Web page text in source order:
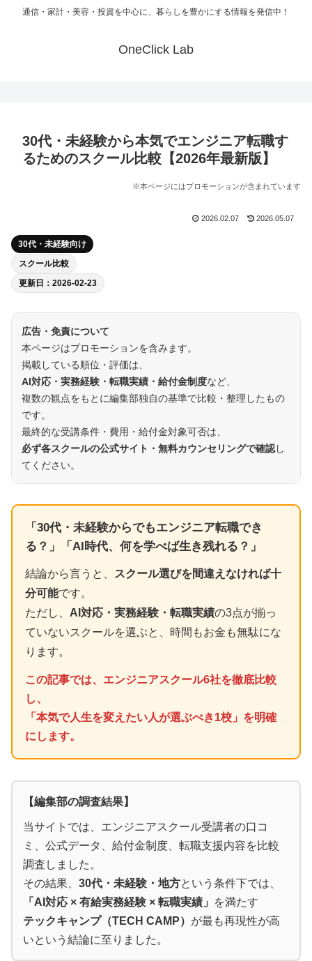
通信・家計・美容・投資を中心に、暮らしを豊かにする情報を発信中！
OneClick Lab
30代・未経験から本気でエンジニア転職す
るためのスクール比較【2026年最新版】
※本ページにはプロモーションが含まれています
2026.02.07 2026.05.07
30代・未経験向け
スクール比較
更新日：2026-02-23
広告・免責について
本ページはプロモーションを含みます。
掲載している順位・評価は、
AI対応・実務経験・転職実績・給付金制度など、
複数の観点をもとに編集部独自の基準で比較・整理したもの
です。
最終的な受講条件・費用・給付金対象可否は、
必ず各スクールの公式サイト・無料カウンセリングで確認し
てください。
「30代・未経験からでもエンジニア転職でき
る？」「AI時代、何を学べば生き残れる？」
結論から言うと、
スクール選びを間違えなければ十
分可能です。
ただし、 AI対応・実務経験・転職実績の3点が揃っ
ていないスクールを選ぶと、時間もお金も無駄にな
ります。
この記事では、 エンジニアスクール6社を徹底比較
し、
「本気で人生を変えたい人が選ぶべき1校」を明確
にします。
【編集部の調査結果】
当サイトでは、エンジニアスクール受講者の口コ
ミ、公式データ、給付金制度、転職支援内容を比較
調査しました。
その結果、 30代・未経験・地方という条件下では、
「AI対応 × 有給実務経験 × 転職実績」
を満たす
テックキャンプ（TECH CAMP） が最も再現性が高
いという結論に至りました。